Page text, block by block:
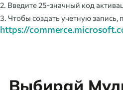
2. Введите 25-значный код
3. Чтобы создать учетную запись,
https://
Выбирай